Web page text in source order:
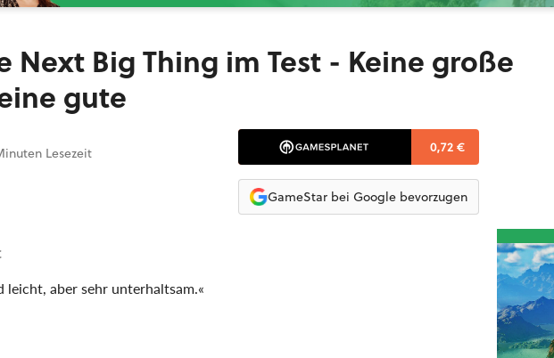
Next Big Thing im Test - Keine große
gute
Lesezeit 0,72 €
GameStar bei Google bevorzugen
leicht, aber sehr unterhaltsam.«